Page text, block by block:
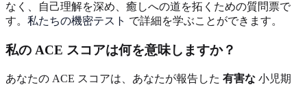
なく、自己理解を深め、癒しへの道を拓くための質問票で
す。 私たちの機密テスト で詳細を学ぶことができます。
私の ACE スコアは何を意味しますか？
あなたの ACE スコアは、あなたが報告した 有害な 小児期